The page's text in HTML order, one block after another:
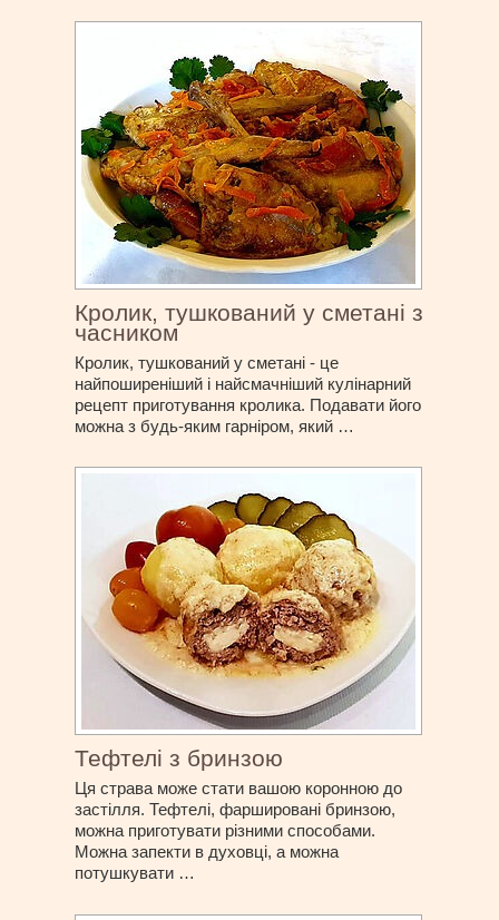
Кролик, тушкований у сметані з
часником
Кролик, тушкований у сметані - це
найпоширеніший і найсмачніший кулінарний
рецепт приготування кролика. Подавати його
можна з будь-яким гарніром, який …
Тефтелі з бринзою
Ця страва може стати вашою коронною до
застілля. Тефтелі, фаршировані бринзою,
можна приготувати різними способами.
Можна запекти в духовці, а можна
потушкувати …